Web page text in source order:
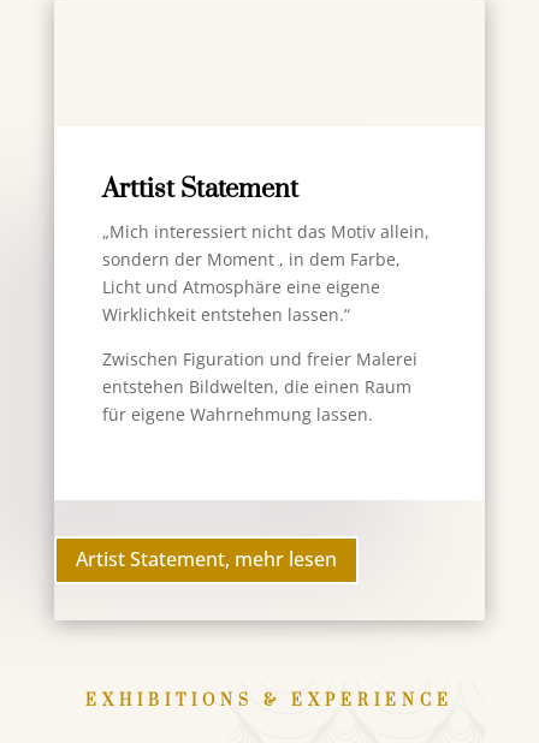
Arttist Statement
„Mich interessiert nicht das Motiv allein,
sondern der Moment , in dem Farbe,
Licht und Atmosphäre eine eigene
Wirklichkeit entstehen lassen.“
Zwischen Figuration und freier Malerei
entstehen Bildwelten, die einen Raum
für eigene Wahrnehmung lassen.
Artist Statement, mehr lesen
EXHIBITIONS & EXPERIENCE